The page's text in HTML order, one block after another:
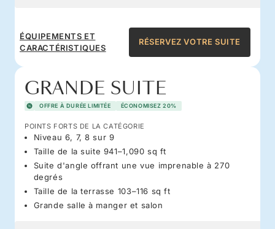
ÉQUIPEMENTS ET
CARACTÉRISTIQUES
RÉSERVEZ VOTRE SUITE
GRANDE SUITE
OFFRE À DURÉE LIMITÉE ÉCONOMISEZ 20%
POINTS FORTS DE LA CATÉGORIE
Niveau 6, 7, 8 sur 9
Taille de la suite 941–1,090 sq ft
Suite d'angle offrant une vue imprenable à 270
degrés
Taille de la terrasse 103–116 sq ft
Grande salle à manger et salon